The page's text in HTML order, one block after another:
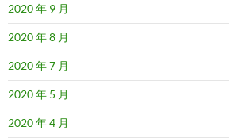
2020 年 9 月
2020 年 8 月
2020 年 7 月
2020 年 5 月
2020 年 4 月